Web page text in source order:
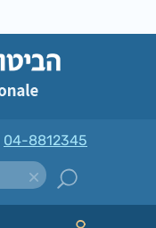
04-8812345